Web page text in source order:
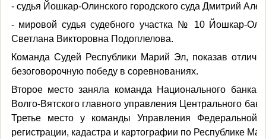
- судья Йошкар-Олинского городского суда Дмитрий
- мировой судья судебного участка № 10 Йошкар-
Светлана Викторовна Подоплелова.
Команда Судей Республики Марий Эл, показав
безоговорочную победу в соревнованиях.
Второе место заняла команда Национального банка
Волго-Вятского главного управления Центрального
Третье место у команды Управления Федеральной
регистрации, кадастра и картографии по Республике